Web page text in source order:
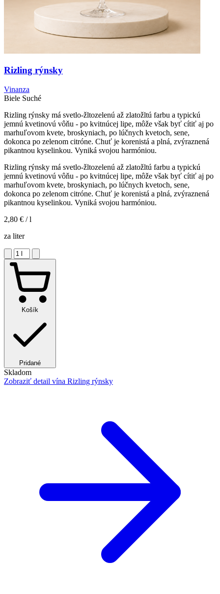
Rizling rýnsky
Vinanza
Biele Suché
Rizling rýnsky má svetlo-žltozelenú až zlatožltú farbu a typickú
jemnú kvetinovú vôňu - po kvitnúcej lipe, môže však byť cítiť aj po
marhuľovom kvete, broskyniach, po lúčnych kvetoch, sene,
dokonca po zelenom citróne. Chuť je korenistá a plná, zvýraznená
pikantnou kyselinkou. Vyniká svojou harmóniou.
Rizling rýnsky má svetlo-žltozelenú až zlatožltú farbu a typickú
jemnú kvetinovú vôňu - po kvitnúcej lipe, môže však byť cítiť aj po
marhuľovom kvete, broskyniach, po lúčnych kvetoch, sene,
dokonca po zelenom citróne. Chuť je korenistá a plná, zvýraznená
pikantnou kyselinkou. Vyniká svojou harmóniou.
2,80 € / l
za liter
Košík
Pridané
Skladom
Zobraziť detail vína Rizling rýnsky